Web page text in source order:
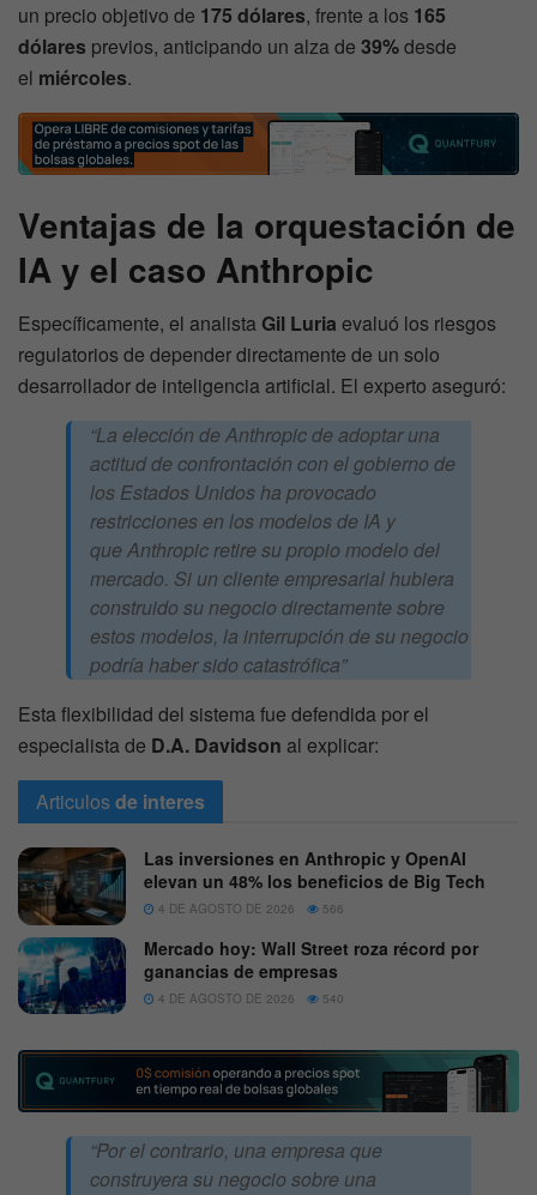
un precio objetivo de 175 dólares, frente a los 165
dólares previos, anticipando un alza de 39%desde
el miércoles.
Ventajas de la orquestación de
IA y el caso Anthropic
Específicamente, el analistaGil Luria evaluó los riesgos
regulatorios de depender directamente de un solo
desarrollador de inteligencia artificial. El experto aseguró:
“La elección de Anthropic de adoptar una
actitud de confrontación con el gobierno de
los Estados Unidos ha provocado
restricciones en los modelos de IA y
que Anthropic retire su propio modelo del
mercado. Si un cliente empresarial hubiera
construido su negocio directamente sobre
estos modelos, la interrupción de su negocio
podría haber sido catastrófica”
Esta flexibilidad del sistema fue defendida por el
especialista de D.A. Davidson al explicar:
Articulosde interes
Las inversiones en Anthropic y OpenAI
elevan un 48% los beneficios de Big Tech
4 DE AGOSTO DE 2026 566
Mercado hoy: Wall Street roza récord por
ganancias de empresas
4 DE AGOSTO DE 2026 540
“Por el contrario, una empresa que
construyera su negocio sobre una